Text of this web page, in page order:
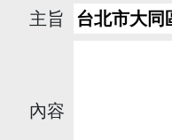
主旨
內容